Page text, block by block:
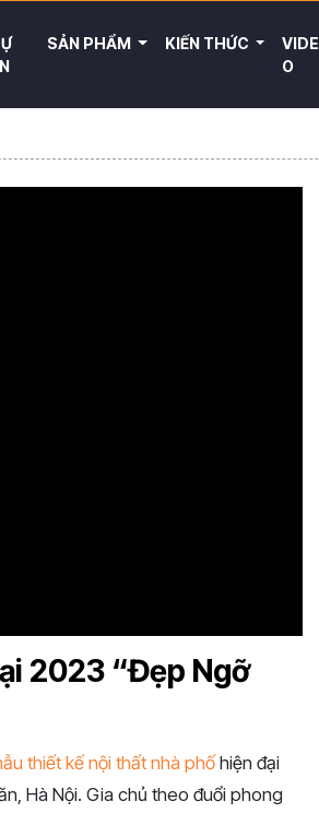
SẢN PHẨM KIẾN THỨC
VIDE
O
2023 “Đẹp Ngỡ
thiết kế nội thất nhà phốhiện đại
Hà Nội. Gia chủ theo đuổi phong